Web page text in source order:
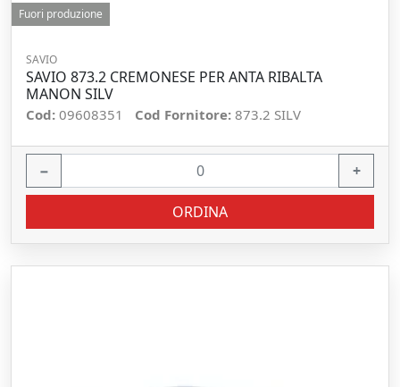
Fuori produzione
SAVIO
SAVIO 873.2 CREMONESE PER ANTA RIBALTA
MANON SILV
Cod: 09608351 Cod Fornitore: 873.2 SILV
− +
ORDINA